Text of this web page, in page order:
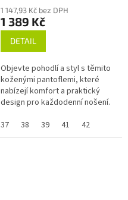
42
1 147,93 Kč bez DPH
1 389 Kč
DETAIL
Objevte pohodlí a styl s těmito
koženými pantoflemi, které
nabízejí komfort a praktický
design pro každodenní nošení.
Vyrobeny s precizní péčí v...
37 38 39 41 42